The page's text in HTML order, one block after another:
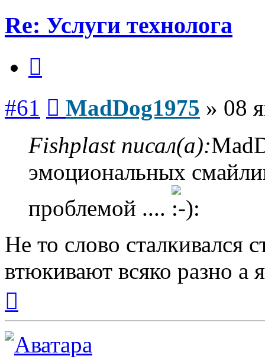
Re: Услуги технолога
#61 MadDog1975 » 08
Fishplast писал(а):
эмоциональных
проблемой ....
Не то слово сталкивался
втюкивают всяко разно а
началу